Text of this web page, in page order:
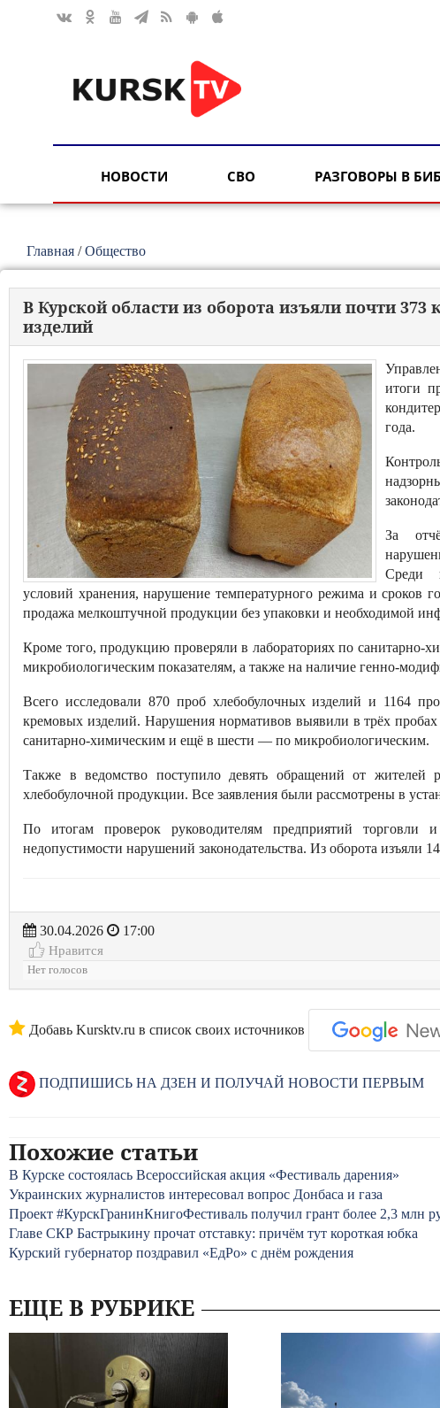
НОВОСТИ СВО РАЗГОВОРЫ В
Главная /Общество
В Курской области из оборота изъяли почти
изделий
итоги
года.
За
Среди
условий хранения, нарушение температурного режима и сроков
продажа мелкоштучной продукции без упаковки и необходимой
Кроме того, продукцию проверяли в лабораториях по санитарно-
микробиологическим показателям, а также на наличие генно-
Всего исследовали 870 проб хлебобулочных изделий и 1164
кремовых изделий. Нарушения нормативов выявили в трёх
санитарно-химическим и ещё в шести — по микробиологическим.
Также в ведомство поступило девять обращений от жителей
хлебобулочной продукции. Все заявления были рассмотрены в
По итогам проверок руководителям предприятий торговли
недопустимости нарушений законодательства. Из оборота
30.04.2026
17:00
Нравится
Нет голосов
Добавь Kursktv.ru в список своих источников
ПОДПИШИСЬ НА ДЗЕН И ПОЛУЧАЙ НОВОСТИ ПЕРВЫМ
Похожие статьи
В Курске состоялась Всероссийская акция «Фестиваль дарения»
Украинских журналистов интересовал вопрос Донбаса и газа
Проект #КурскГранинКнигоФестиваль получил грант более 2,3 млн
Главе СКР Бастрыкину прочат отставку: причём тут короткая юбка
Курский губернатор поздравил «ЕдРо» с днём рождения
ЕЩЕ В РУБРИКЕ